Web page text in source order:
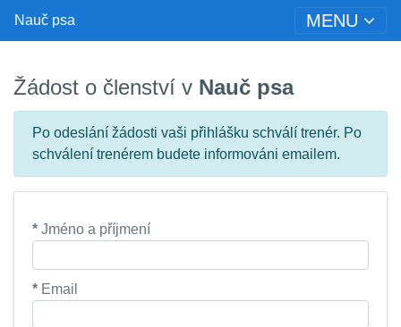
Nauč psa MENU
Žádost o členství v Nauč psa
Po odeslání žádosti vaši přihlášku schválí trenér. Po
schválení trenérem budete informováni emailem.
* Jméno a příjmení
* Email